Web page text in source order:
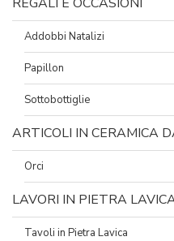
Addobbi Natalizi
Papillon
Sottobottiglie
ARTICOLI IN CERAMICA
Orci
LAVORI IN PIETRA
Tavoli in Pietra Lavica